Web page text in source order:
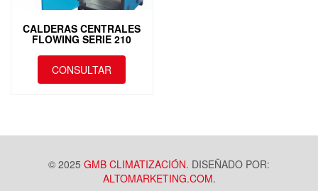
CALDERAS CENTRALES
FLOWING SERIE 210
CONSULTAR
múltiples
Las
opciones
© 2025 GMB CLIMATIZACIÓN. DISEÑADO POR:
ALTOMARKETING.COM.